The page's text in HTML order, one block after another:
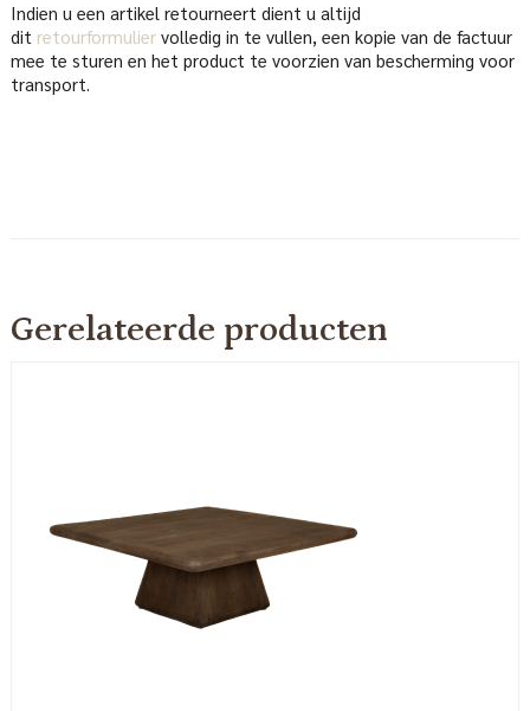
Indien u een artikel retourneert dient u altijd
dit retourformuliervolledig in te vullen, een kopie van de factuur
mee te sturen en het product te voorzien van bescherming voor
transport.
Gerelateerde producten